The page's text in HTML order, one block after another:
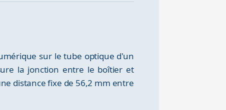
sur le tube optique d'un
la jonction entre le boîtier et
distance fixe de 56,2 mm entre